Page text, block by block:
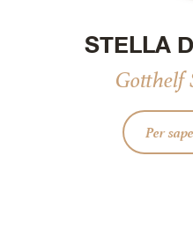
STELLA
Gotthelf
Per